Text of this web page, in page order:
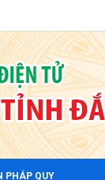
PHÁP QUY